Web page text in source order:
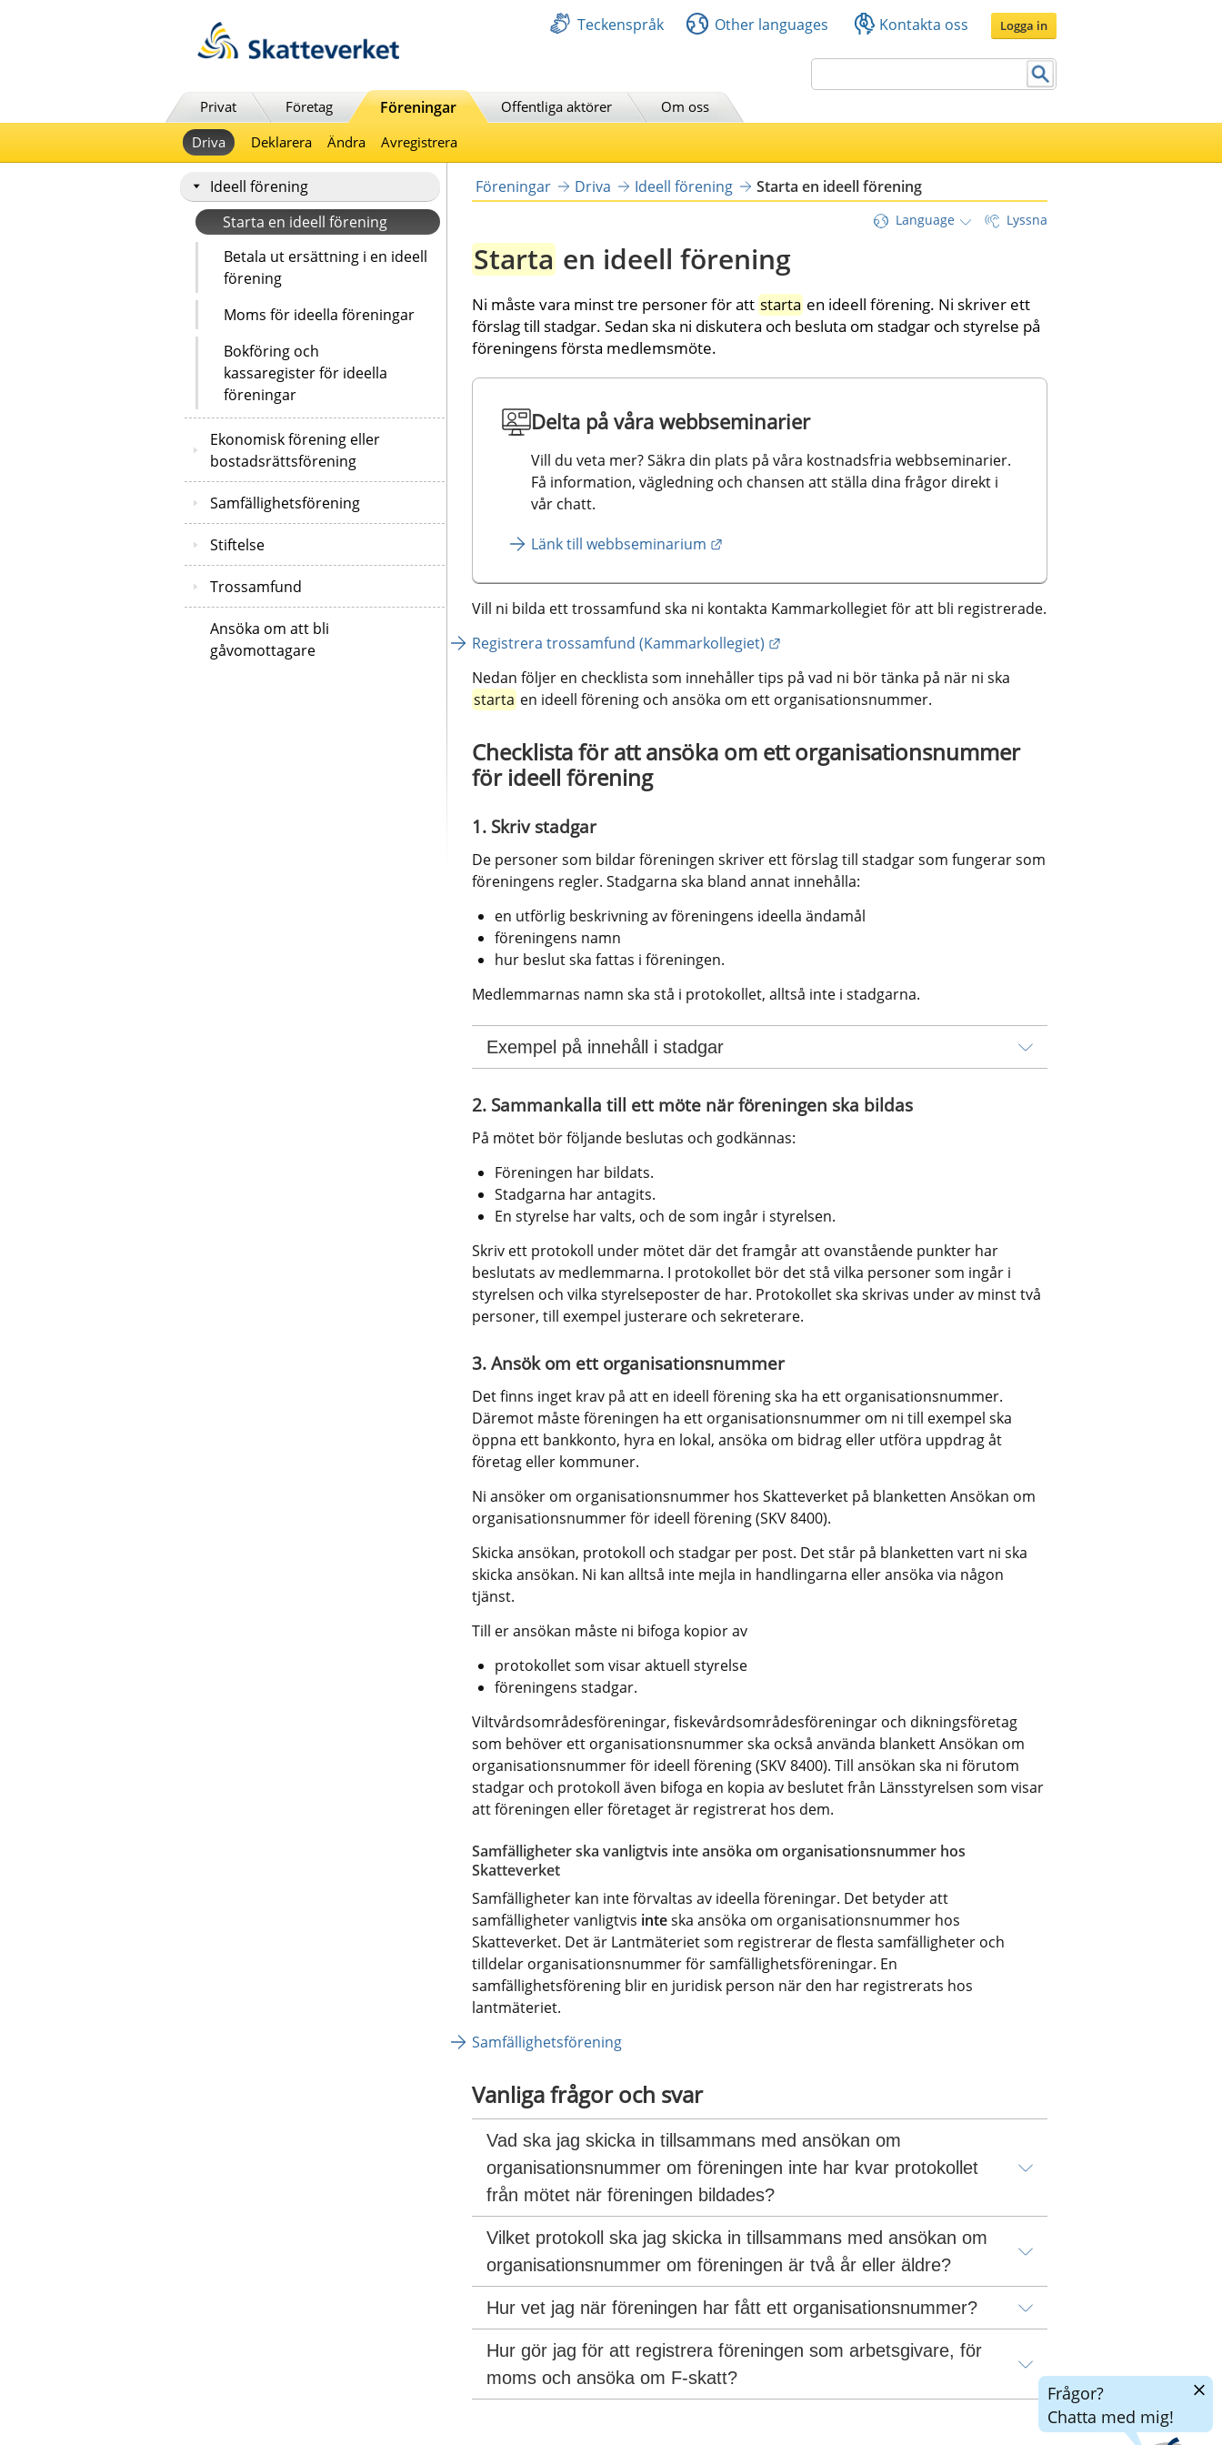
Teckenspråk Other languages Kontakta oss Logga in
Privat Företag Föreningar Offentliga aktörer
Om oss
Driva
Deklarera Ändra Avregistrera
Ideell förening
Starta en ideell förening
Betala ut ersättning i en ideell
förening
Moms för ideella föreningar
Bokföring och
kassaregister för ideella
föreningar
Ekonomisk förening eller
bostadsrättsförening
Samfällighetsförening
Stiftelse
Trossamfund
Ansöka om att bli
gåvomottagare
Föreningar Driva Ideell förening Starta en ideell förening
Language Lyssna
Starta en ideell förening
Ni måste vara minst tre personer för att starta en ideell förening. Ni skriver ett
förslag till stadgar. Sedan ska ni diskutera och besluta om stadgar och styrelse på
föreningens första medlemsmöte.
Delta på våra webbseminarier
Vill du veta mer? Säkra din plats på våra kostnadsfria webbseminarier.
Få information, vägledning och chansen att ställa dina frågor direkt i
vår chatt.
Länk till webbseminarium
Vill ni bilda ett trossamfund ska ni kontakta Kammarkollegiet för att bli registrerade.
Registrera trossamfund (Kammarkollegiet)
Länk till annan webbplats.
Nedan följer en checklista som innehåller tips på vad ni bör tänka på när ni ska
starta en ideell förening och ansöka om ett organisationsnummer.
Checklista för att ansöka om ett organisationsnummer
för ideell förening
1. Skriv stadgar
De personer som bildar föreningen skriver ett förslag till stadgar som fungerar som
föreningens regler. Stadgarna ska bland annat innehålla:
en utförlig beskrivning av föreningens ideella ändamål
föreningens namn
hur beslut ska fattas i föreningen.
Medlemmarnas namn ska stå i protokollet, alltså inte i stadgarna.
Exempel på innehåll i stadgar
2. Sammankalla till ett möte när föreningen ska bildas
På mötet bör följande beslutas och godkännas:
Föreningen har bildats.
Stadgarna har antagits.
En styrelse har valts, och de som ingår i styrelsen.
Skriv ett protokoll under mötet där det framgår att ovanstående punkter har
beslutats av medlemmarna. I protokollet bör det stå vilka personer som ingår i
styrelsen och vilka styrelseposter de har. Protokollet ska skrivas under av minst två
personer, till exempel justerare och sekreterare.
3. Ansök om ett organisationsnummer
Det finns inget krav på att en ideell förening ska ha ett organisationsnummer.
Däremot måste föreningen ha ett organisationsnummer om ni till exempel ska
öppna ett bankkonto, hyra en lokal, ansöka om bidrag eller utföra uppdrag åt
företag eller kommuner.
Ni ansöker om organisationsnummer hos Skatteverket på blanketten Ansökan om
organisationsnummer för ideell förening (SKV 8400).
Skicka ansökan, protokoll och stadgar per post. Det står på blanketten vart ni ska
skicka ansökan. Ni kan alltså inte mejla in handlingarna eller ansöka via någon
tjänst.
Till er ansökan måste ni bifoga kopior av
protokollet som visar aktuell styrelse
föreningens stadgar.
Viltvårdsområdesföreningar, fiskevårdsområdesföreningar och dikningsföretag
som behöver ett organisationsnummer ska också använda blankett Ansökan om
organisationsnummer för ideell förening (SKV 8400). Till ansökan ska ni förutom
stadgar och protokoll även bifoga en kopia av beslutet från Länsstyrelsen som visar
att föreningen eller företaget är registrerat hos dem.
Samfälligheter ska vanligtvis inte ansöka om organisationsnummer hos
Skatteverket
Samfälligheter kan inte förvaltas av ideella föreningar. Det betyder att
samfälligheter vanligtvis inte ska ansöka om organisationsnummer hos
Skatteverket. Det är Lantmäteriet som registrerar de flesta samfälligheter och
tilldelar organisationsnummer för samfällighetsföreningar. En
samfällighetsförening blir en juridisk person när den har registrerats hos
lantmäteriet.
Samfällighetsförening
Vanliga frågor och svar
Vad ska jag skicka in tillsammans med ansökan om
organisationsnummer om föreningen inte har kvar protokollet
från mötet när föreningen bildades?
Vilket protokoll ska jag skicka in tillsammans med ansökan om
organisationsnummer om föreningen är två år eller äldre?
Hur vet jag när föreningen har fått ett organisationsnummer?
Hur gör jag för att registrera föreningen som arbetsgivare, för
moms och ansöka om F-skatt?
Frågor?
Chatta med mig!
Dölj